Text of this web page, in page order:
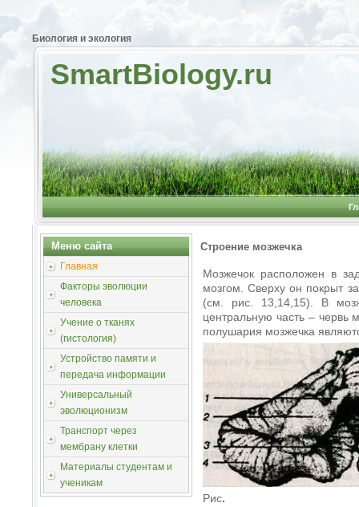
Биология и экология
SmartBiology.ru
Меню сайта
Главная
Факторы эволюции
человека
Учение о тканях
(гистология)
Устройство памяти и
передача информации
Универсальный
эволюционизм
Транспорт через
мембрану клетки
Материалы студентам и
ученикам
Строение мозжечка
Мозжечок расположен в
мозгом. Сверху он покрыт
(см. рис. 13,14,15). В
центральную часть – червь
полушария мозжечка
Рис.